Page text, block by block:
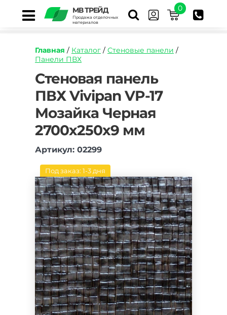
МВ ТРЕЙД
Продажа отделочных
материалов
0
Главная / Каталог / Стеновые панели /
Панели ПВХ
https://mvtrade.ru/images/id/normal/
panel-
pvh-
vivipan-
vp-
17-
mozayka-
2700h250h9-
Стеновая панель
ПВХ Vivipan VP-17
Мозайка Черная
2700х250х9 мм
Артикул: 02299
Под заказ: 1-3 дня